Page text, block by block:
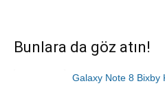
Bunlara da göz atın!
Galaxy Note 8 Bixby